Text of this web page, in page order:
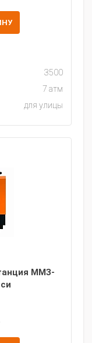
3500
7 атм
для улицы
ММЗ-